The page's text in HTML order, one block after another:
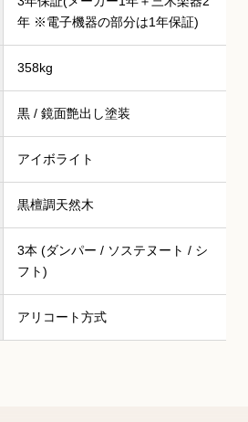
年 ※電子機器の部分は1年保証)
358kg
黒 / 鏡面艶出し塗装
アイボライト
黒檀調天然木
3本 (ダンパー / ソステヌート / シ
フト)
アリコート方式